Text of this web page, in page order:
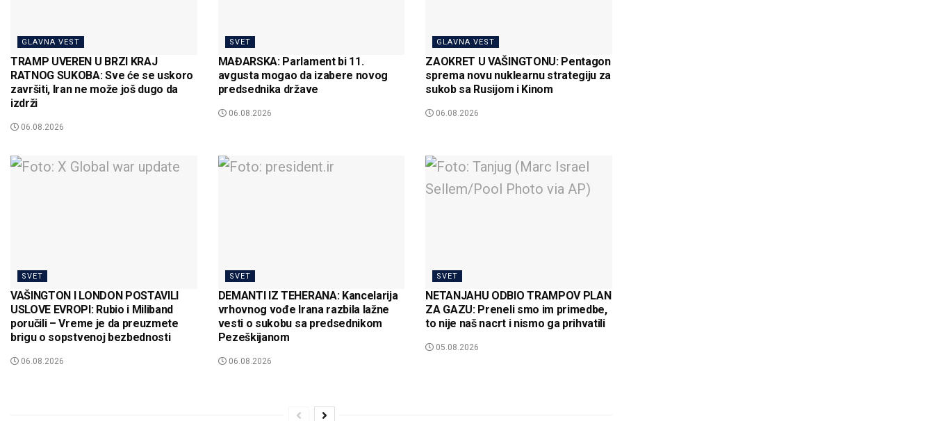
GLAVNA VEST
TRAMP UVEREN U BRZI KRAJ
RATNOG SUKOBA: Sve će se uskoro
završiti, Iran ne može još dugo da
izdrži
06.08.2026
SVET
MAĐARSKA: Parlament bi 11.
avgusta mogao da izabere novog
predsednika države
06.08.2026
GLAVNA VEST
ZAOKRET U VAŠINGTONU: Pentagon
sprema novu nuklearnu strategiju za
sukob sa Rusijom i Kinom
06.08.2026
SVET
VAŠINGTON I LONDON POSTAVILI
USLOVE EVROPI: Rubio i Miliband
poručili – Vreme je da preuzmete
brigu o sopstvenoj bezbednosti
06.08.2026
SVET
DEMANTI IZ TEHERANA: Kancelarija
vrhovnog vođe Irana razbila lažne
vesti o sukobu sa predsednikom
Pezeškijanom
06.08.2026
SVET
NETANJAHU ODBIO TRAMPOV PLAN
ZA GAZU: Preneli smo im primedbe,
to nije naš nacrt i nismo ga prihvatili
05.08.2026